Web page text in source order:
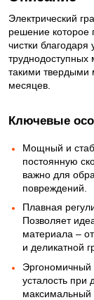
Электрический
решение которое
чистки благодаря
такими твердыми
месяцев.
Ключевые
Мощный и
постоянную
важно для
повреждений.
Плавная
Позволяет
материала –
и деликатной
Эргономичный
усталость при
максимальный